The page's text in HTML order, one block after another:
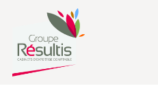
main